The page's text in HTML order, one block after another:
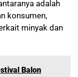
adalah
konsumen,
minyak dan
Balon